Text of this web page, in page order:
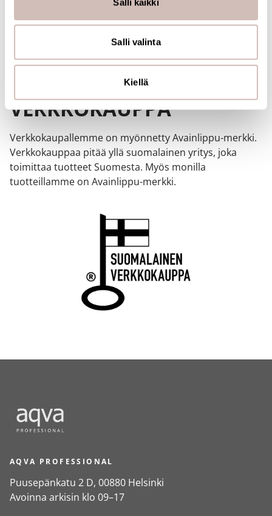
alan kumppaneillemme tietoja siitä, miten käytät
sivustoamme. Kumppanimme voivat yhdistää näitä
tietoja muihin tietoihin, joita olet antanut heille tai joita on
Salli valinta
Kiellä
SUOMALAINEN
VERKKOKAUPPA
Verkkokaupallemme on myönnetty Avainlippu-merkki.
Verkkokauppaa pitää yllä suomalainen yritys, joka
toimittaa tuotteet Suomesta. Myös monilla
tuotteillamme on Avainlippu-merkki.
AQVA PROFESSIONAL
Puusepänkatu 2 D, 00880 Helsinki
Avoinna arkisin klo 09–17